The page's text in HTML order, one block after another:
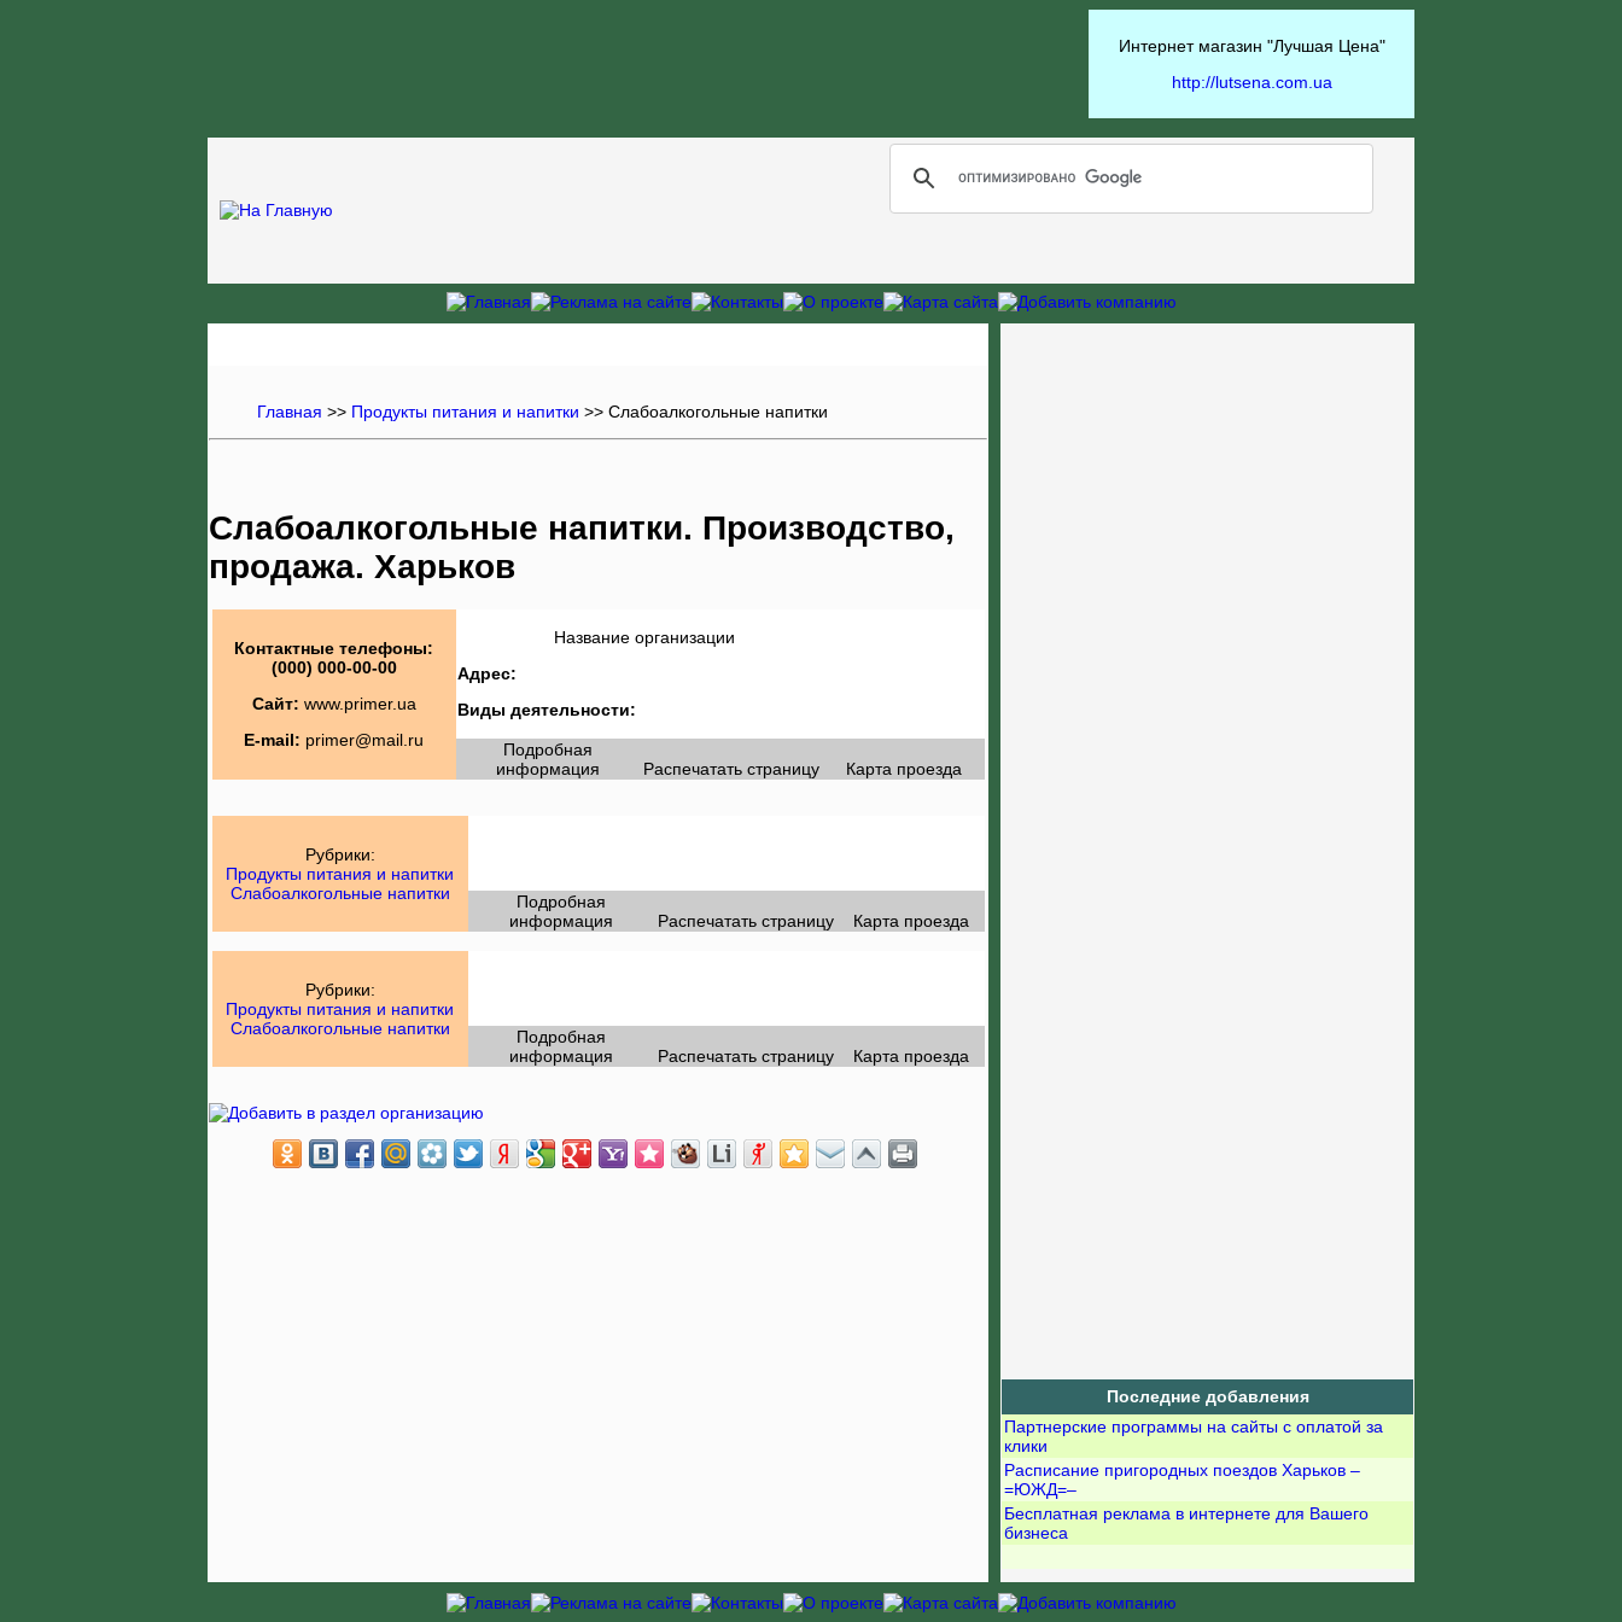
Интернет магазин "Лучшая Цена"
http://lutsena.com.ua
Главная >> Продукты питания и напитки >> Слабоалкогольные напитки
Слабоалкогольные напитки. Производство,
продажа. Харьков
Контактные телефоны:
(000) 000-00-00
Сайт: www.primer.ua
E-mail: primer@mail.ru
Название организации
Адрес:
Виды деятельности:
Подробная
информация
Распечатать страницу Карта проезда
Рубрики:
Продукты питания и напитки
Слабоалкогольные напитки
Подробная
информация
Распечатать страницу Карта проезда
Рубрики:
Продукты питания и напитки
Слабоалкогольные напитки
Подробная
информация
Распечатать страницу Карта проезда
Последние добавления
Партнерские программы на сайты с оплатой за
клики
Расписание пригородных поездов Харьков –
=ЮЖД=–
Бесплатная реклама в интернете для Вашего
бизнеса